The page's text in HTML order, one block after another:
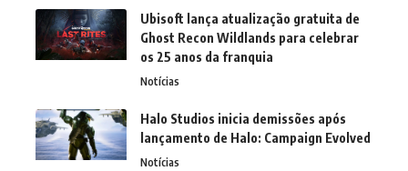
Ubisoft lança atualização gratuita de
Ghost Recon Wildlands para celebrar
os 25 anos da franquia
Notícias
Halo Studios inicia demissões após
lançamento de Halo: Campaign Evolved
Notícias